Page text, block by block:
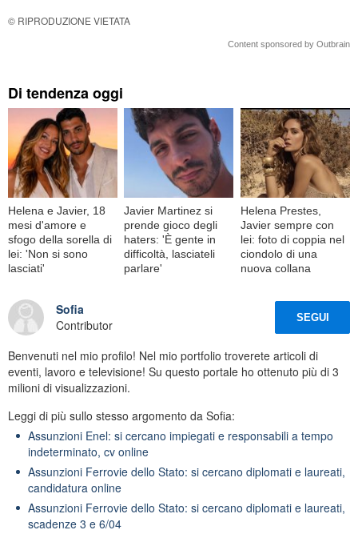
© RIPRODUZIONE VIETATA
Content sponsored by Outbrain
Di tendenza oggi
Helena e Javier, 18
mesi d'amore e
sfogo della sorella di
lei: 'Non si sono
lasciati'
Javier Martinez si
prende gioco degli
haters: 'È gente in
difficoltà, lasciateli
parlare'
Helena Prestes,
Javier sempre con
lei: foto di coppia nel
ciondolo di una
nuova collana
Sofia
Contributor
SEGUI
Benvenuti nel mio profilo! Nel mio portfolio troverete articoli di
eventi, lavoro e televisione! Su questo portale ho ottenuto più di 3
milioni di visualizzazioni.
Leggi di più sullo stesso argomento da Sofia:
Assunzioni Enel: si cercano impiegati e responsabili a tempo
indeterminato, cv online
Assunzioni Ferrovie dello Stato: si cercano diplomati e laureati,
candidatura online
Assunzioni Ferrovie dello Stato: si cercano diplomati e laureati,
scadenze 3 e 6/04